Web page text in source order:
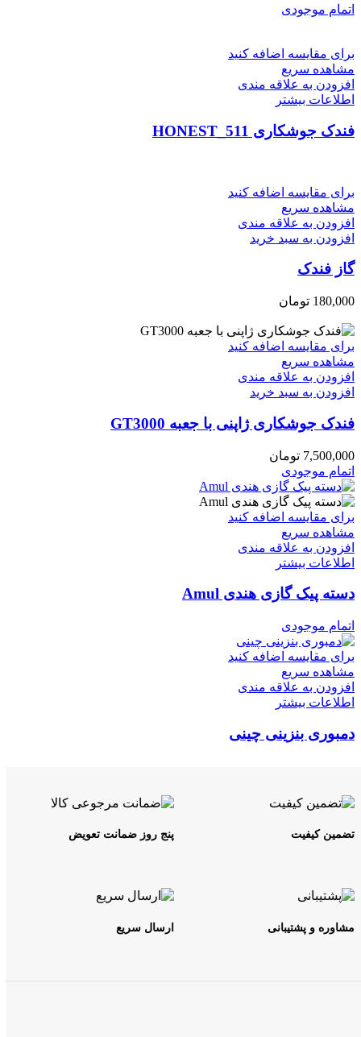
اتمام موجودی
برای مقایسه اضافه کنید
مشاهده سریع
افزودن به علاقه مندی
اطلاعات بیشتر
فندک جوشکاری HONEST_511
برای مقایسه اضافه کنید
مشاهده سریع
افزودن به علاقه مندی
افزودن به سبد خرید
گاز فندک
180,000 تومان
برای مقایسه اضافه کنید
مشاهده سریع
افزودن به علاقه مندی
افزودن به سبد خرید
فندک جوشکاری ژاپنی با جعبه GT3000
7,500,000 تومان
اتمام موجودی
برای مقایسه اضافه کنید
مشاهده سریع
افزودن به علاقه مندی
اطلاعات بیشتر
دسته پیک گازی هندی Amul
اتمام موجودی
برای مقایسه اضافه کنید
مشاهده سریع
افزودن به علاقه مندی
اطلاعات بیشتر
دمبوری بنزینی چینی
تضمین کیفیت پنج روز ضمانت تعویض
مشاوره و پشتیبانی ارسال سریع